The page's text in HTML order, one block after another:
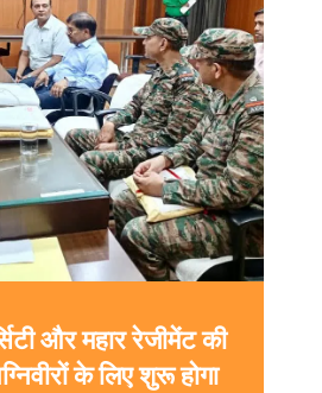
और महार रेजीमेंट की
के लिए शुरू होगा